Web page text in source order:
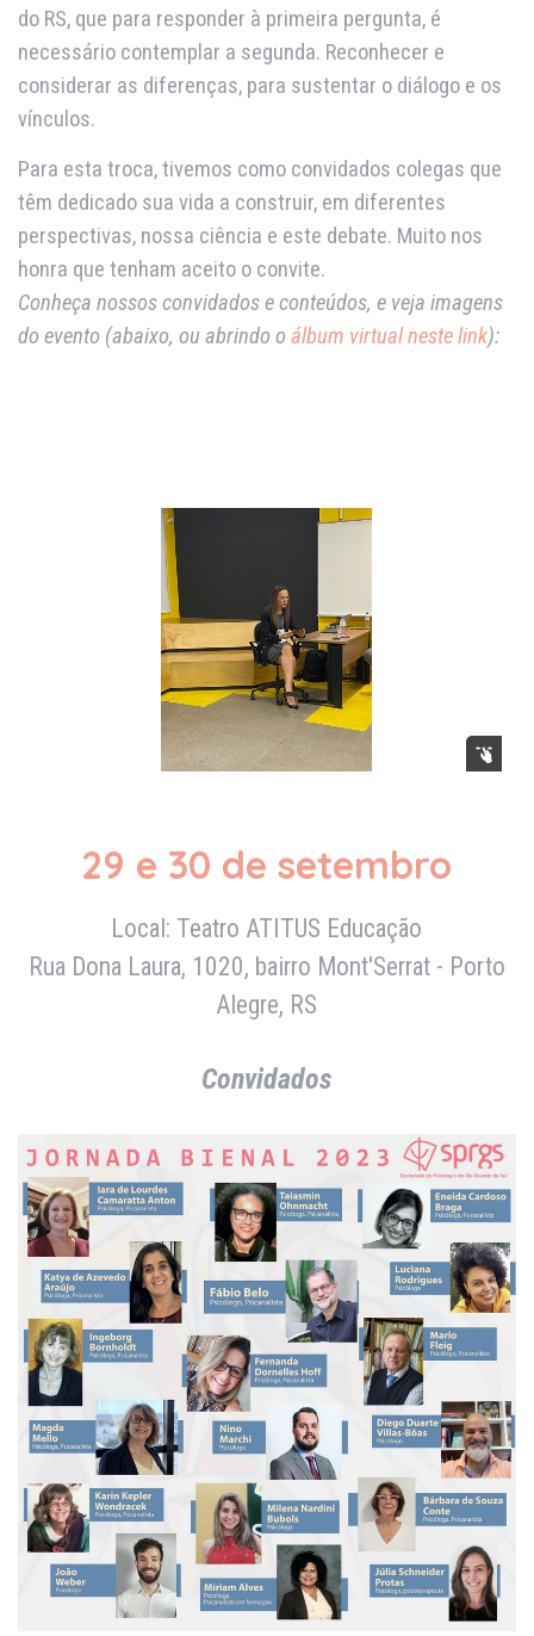
do RS, que para responder à primeira pergunta, é
necessário contemplar a segunda. Reconhecer e
considerar as diferenças, para sustentar o diálogo e os
vínculos.
Para esta troca, tivemos como convidados colegas que
têm dedicado sua vida a construir, em diferentes
perspectivas, nossa ciência e este debate. Muito nos
honra que tenham aceito o convite.
Conheça nossos convidados e conteúdos, e veja imagens
do evento (abaixo, ou abrindo o álbum virtual neste link):
29 e 30 de setembro
Local: Teatro ATITUS Educação
Rua Dona Laura, 1020, bairro Mont'Serrat - Porto
Alegre, RS
Convidados